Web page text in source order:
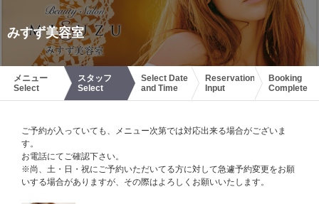
みすず美容室
メニュー
Select
スタッフ
Select
Select Date
and Time
Reservation
Input
Booking
Complete
ご予約が入っていても、メニュー次第では対応出来る場合がございま
す。
お電話にてご確認下さい。
※尚、土・日・祝にご予約いただいてる方に対して急遽予約変更をお願
いする場合がありますが、その際はよろしくお願いいたします。